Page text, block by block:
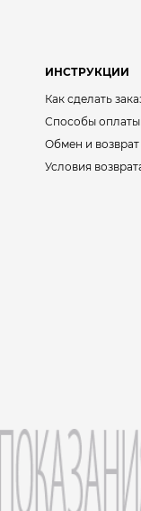
ИНСТРУКЦИИ
Как сделать
Способы оплаты
Обмен и возврат
Условия